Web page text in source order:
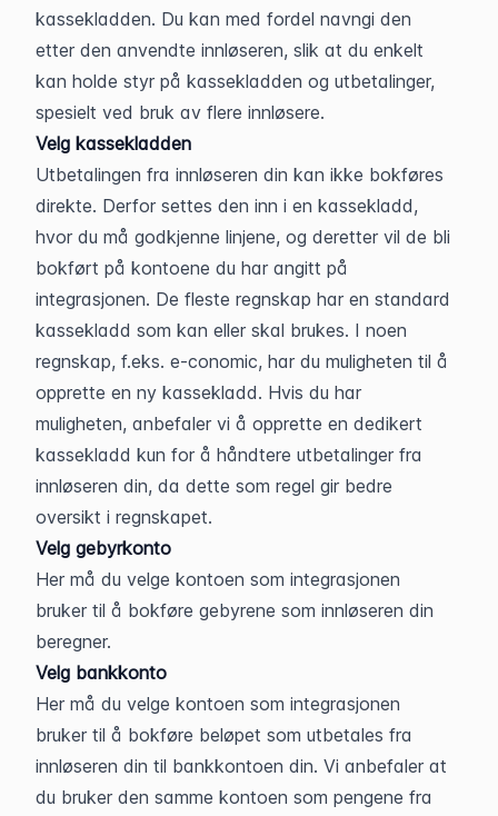
kassekladden. Du kan med fordel navngi den
etter den anvendte innløseren, slik at du enkelt
kan holde styr på kassekladden og utbetalinger,
spesielt ved bruk av flere innløsere.
Velg kassekladden
Utbetalingen fra innløseren din kan ikke bokføres
direkte. Derfor settes den inn i en kassekladd,
hvor du må godkjenne linjene, og deretter vil de bli
bokført på kontoene du har angitt på
integrasjonen. De fleste regnskap har en standard
kassekladd som kan eller skal brukes. I noen
regnskap, f.eks. e-conomic, har du muligheten til å
opprette en ny kassekladd. Hvis du har
muligheten, anbefaler vi å opprette en dedikert
kassekladd kun for å håndtere utbetalinger fra
innløseren din, da dette som regel gir bedre
oversikt i regnskapet.
Velg gebyrkonto
Her må du velge kontoen som integrasjonen
bruker til å bokføre gebyrene som innløseren din
beregner.
Velg bankkonto
Her må du velge kontoen som integrasjonen
bruker til å bokføre beløpet som utbetales fra
innløseren din til bankkontoen din. Vi anbefaler at
du bruker den samme kontoen som pengene fra